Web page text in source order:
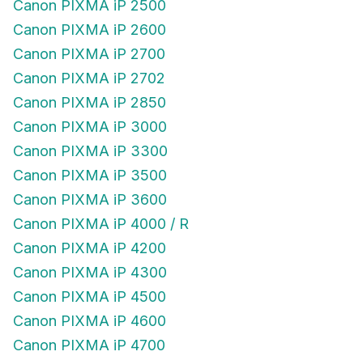
Canon PIXMA iP 2500
Canon PIXMA iP 2600
Canon PIXMA iP 2700
Canon PIXMA iP 2702
Canon PIXMA iP 2850
Canon PIXMA iP 3000
Canon PIXMA iP 3300
Canon PIXMA iP 3500
Canon PIXMA iP 3600
Canon PIXMA iP 4000 / R
Canon PIXMA iP 4200
Canon PIXMA iP 4300
Canon PIXMA iP 4500
Canon PIXMA iP 4600
Canon PIXMA iP 4700